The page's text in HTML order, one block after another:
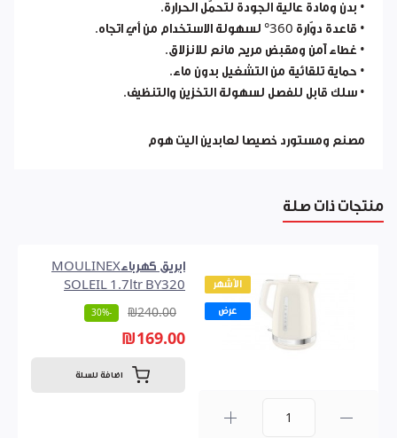
• بدن ومادة عالية الجودة لتحمّل الحرارة.
• قاعدة دوّارة 360° لسهولة الاستخدام من أي اتجاه.
• غطاء آمن ومقبض مريح مانع للانزلاق.
• حماية تلقائية من التشغيل بدون ماء.
• سلك قابل للفصل لسهولة التخزين والتنظيف.
مصنع ومستورد خصيصا لعابدين اليت هوم
منتجات ذات صلة
الأشهر
عرض
ابريق كهرباءMOULINEX
SOLEIL 1.7ltr BY320
₪240.00
-30%
₪169.00
اضافة للسلة